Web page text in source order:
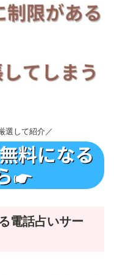
選して紹介／
電話占いサー